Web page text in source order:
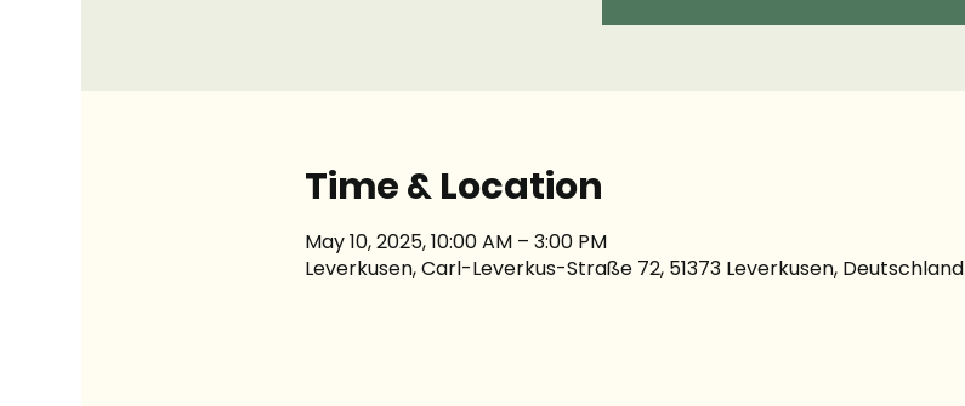
Time & Location
May 10, 2025, 10:00 AM – 3:00 PM
Leverkusen, Carl-Leverkus-Straße 72, 51373 Leverkusen, Deutschland